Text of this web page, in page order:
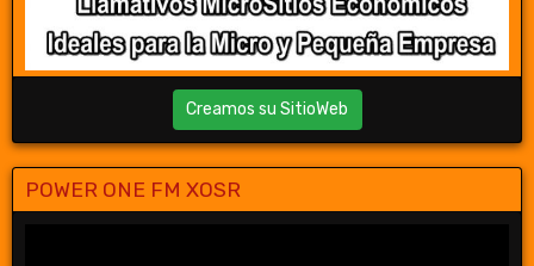
Creamos su SitioWeb
POWER ONE FM XOSR